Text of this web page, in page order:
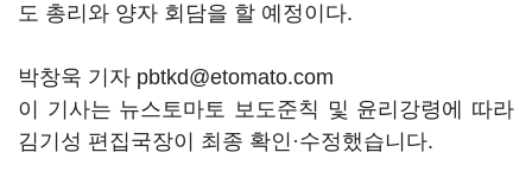
도 총리와 양자 회담을 할 예정이다.
박창욱 기자 pbtkd@etomato.com
이 기사는 뉴스토마토 보도준칙 및 윤리강령에 따라
김기성 편집국장이 최종 확인·수정했습니다.